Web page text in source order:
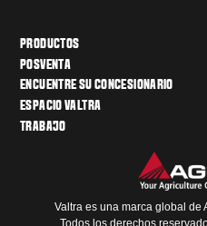
PRODUCTOS
POSVENTA
ENCUENTRE SU CONCESIONARIO
ESPACIO VALTRA
TRABAJO
Valtra es una marca global de
Todos los derechos